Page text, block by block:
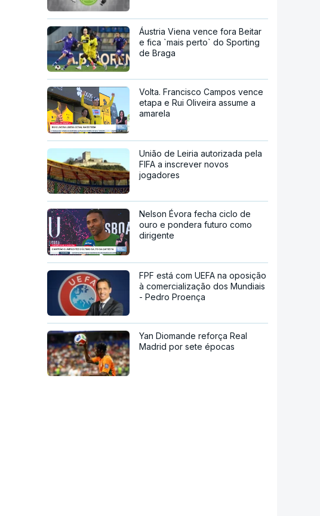
Áustria Viena vence fora Beitar
e fica `mais perto` do Sporting
de Braga
Volta. Francisco Campos vence
etapa e Rui Oliveira assume a
amarela
União de Leiria autorizada pela
FIFA a inscrever novos
jogadores
Nelson Évora fecha ciclo de
ouro e pondera futuro como
dirigente
FPF está com UEFA na oposição
à comercialização dos Mundiais
- Pedro Proença
Yan Diomande reforça Real
Madrid por sete épocas